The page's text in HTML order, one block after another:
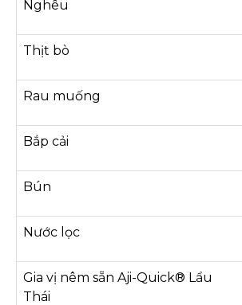
Nghêu
Thịt bò
Rau muống
Bắp cải
Bún
Nước lọc
Gia vị nêm sẵn Aji-Quick® Lẩu
Thái